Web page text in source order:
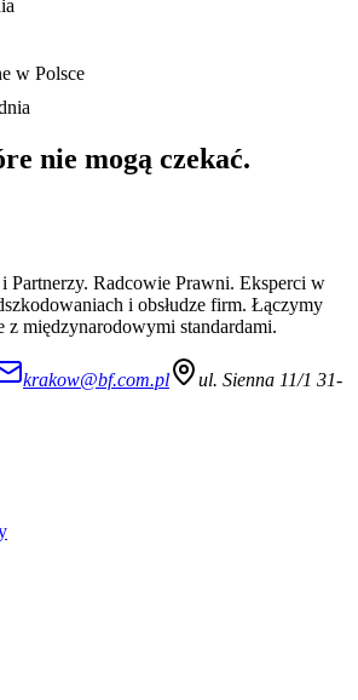
w Polsce
nie mogą czekać.
Partnerzy. Radcowie Prawni. Eksperci w
i obsłudze firm. Łączymy
z międzynarodowymi standardami.
krakow@bf.com.pl
ul. Sienna 11/1 31-